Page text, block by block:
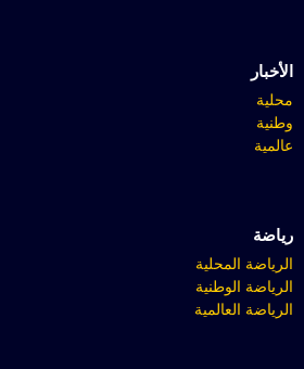
الأخبار
محلية
وطنية
عالمية
رياضة
الرياضة المحلية
الرياضة الوطنية
الرياضة العالمية